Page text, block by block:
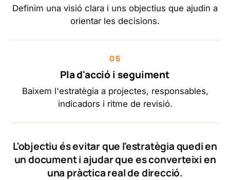
Definim una visió clara i uns objectius que ajudin a
orientar les decisions.
Pla d'acció i seguiment
Baixem l'estratègia a projectes, responsables,
indicadors i ritme de revisió.
L'objectiu és evitar que l'estratègia quedi en
un document i ajudar que es converteixi en
una pràctica real de direcció.